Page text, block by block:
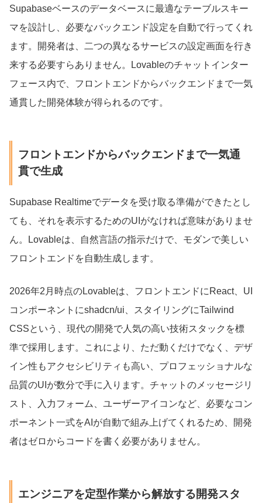
Supabaseベースのデータベースに最適なテーブルスキー
マを設計し、必要なバックエンド設定を自動で行ってくれ
ます。開発者は、二つの異なるサービスの設定画面を行き
来する必要すらありません。Lovableのチャットインター
フェース内で、フロントエンドからバックエンドまで一気
通貫した開発体験が得られるのです。
フロントエンドからバックエンドまで一気通
貫で生成
Supabase Realtimeでデータを受け取る準備ができたとし
ても、それを表示するためのUIがなければ意味がありませ
ん。Lovableは、自然言語の指示だけで、モダンで美しい
フロントエンドを自動生成します。
2026年2月時点のLovableは、フロントエンドにReact、UI
コンポーネントにshadcn/ui、スタイリングにTailwind
CSSという、現代の開発で人気の高い技術スタックを標
準で採用します。これにより、ただ動くだけでなく、デザ
イン性もアクセシビリティも高い、プロフェッショナルな
品質のUIが数分で手に入ります。チャットのメッセージリ
スト、入力フォーム、ユーザーアイコンなど、必要なコン
ポーネント一式をAIが自動で組み上げてくれるため、開発
者はゼロからコードを書く必要がありません。
エンジニアを定型作業から解放する開発スタ